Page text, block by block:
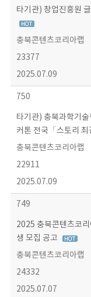
타기관) 창업진흥원
충북콘텐츠코리아랩
23377
2025.07.09
750
타기관) 충북과학기
커톤 전국「스토리 최
충북콘텐츠코리아랩
22911
2025.07.09
749
2025 충북콘텐츠코
생 모집 공고
충북콘텐츠코리아랩
24332
2025.07.07